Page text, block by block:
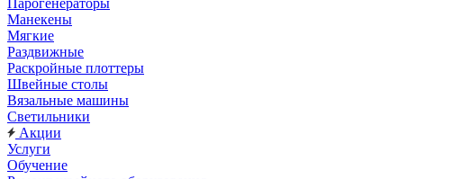
Парогенераторы
Манекены
Мягкие
Раздвижные
Раскройные плоттеры
Швейные столы
Вязальные машины
Светильники
Акции
Услуги
Обучение